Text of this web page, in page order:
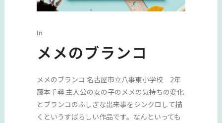
In
メメのブランコ
メメのブランコ 名古屋市立八事東小学校 2年
藤本千尋 主人公の女の子のメメの気持ちの変化
とブランコのふしぎな出来事をシンクロして描
くというすばらしい作品です。なんといっても